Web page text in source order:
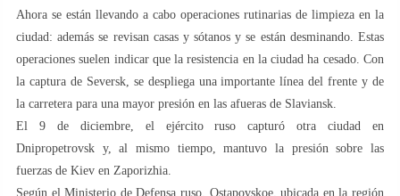
Ahora se están llevando a cabo operaciones rutinarias de limpieza en la
ciudad: además se revisan casas y sótanos y se están desminando. Estas
operaciones suelen indicar que la resistencia en la ciudad ha cesado. Con
la captura de Seversk, se despliega una importante línea del frente y de
la carretera para una mayor presión en las afueras de Slaviansk.
El 9 de diciembre, el ejército ruso capturó otra ciudad en
Dnipropetrovsk y, al mismo tiempo, mantuvo la presión sobre las
fuerzas de Kiev en Zaporizhia.
Según el Ministerio de Defensa ruso, Ostapovskoe, ubicada en la región